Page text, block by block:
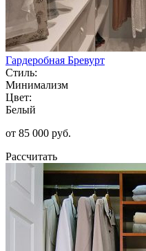
Гардеробная Бревурт
Стиль:
Минимализм
Цвет:
Белый
от 85 000 руб.
Рассчитать